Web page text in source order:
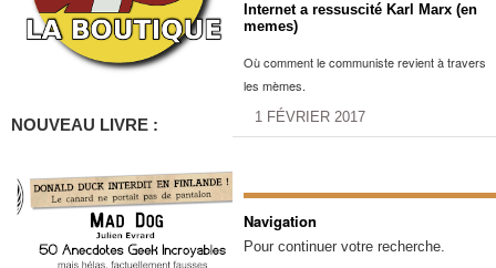
NOUVEAU LIVRE :
Internet a ressuscité Karl Marx (en
memes)
Où comment le communiste revient à travers
les mèmes.
1 FÉVRIER 2017
Navigation
Pour continuer votre recherche.